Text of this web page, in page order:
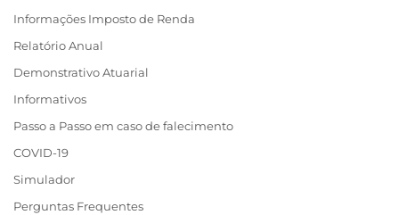
Informações Imposto de Renda
Relatório Anual
Demonstrativo Atuarial
Informativos
Passo a Passo em caso de falecimento
COVID-19
Simulador
Perguntas Frequentes